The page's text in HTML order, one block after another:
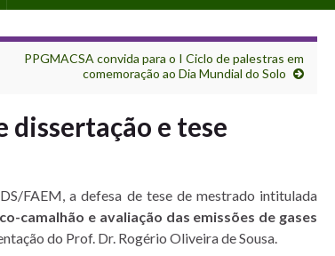
PPGMACSA convida para o I Ciclo de palestras em
comemoração ao Dia Mundial do Solo
dissertação e tese
FAEM, a defesa de tese de mestrado intitulada
camalhão e avaliação das emissões de gases
do Prof. Dr. Rogério Oliveira de Sousa.